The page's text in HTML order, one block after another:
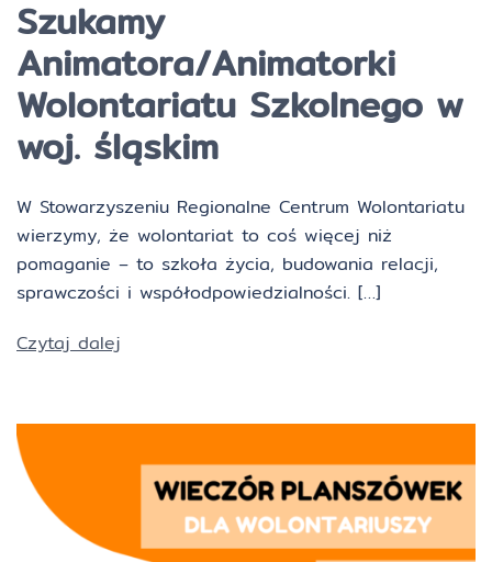
Szukamy
Animatora/Animatorki
Wolontariatu Szkolnego w
woj. śląskim
W Stowarzyszeniu Regionalne Centrum Wolontariatu
wierzymy, że wolontariat to coś więcej niż
pomaganie – to szkoła życia, budowania relacji,
sprawczości i współodpowiedzialności. […]
Czytaj dalej